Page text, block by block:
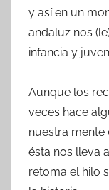
y así en un
andaluz nos
infancia y
Aunque los
veces hace
nuestra mente
ésta nos lleva
retoma el hilo